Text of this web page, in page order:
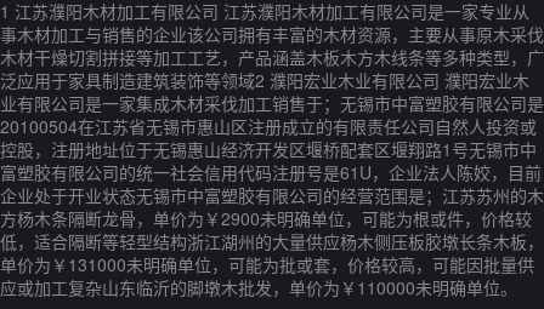
1 江苏濮阳木材加工有限公司 江苏濮阳木材加工有限公司是一家专业从
事木材加工与销售的企业该公司拥有丰富的木材资源，主要从事原木采伐
木材干燥切割拼接等加工工艺，产品涵盖木板木方木线条等多种类型，广
泛应用于家具制造建筑装饰等领域2 濮阳宏业木业有限公司 濮阳宏业木
业有限公司是一家集成木材采伐加工销售于；无锡市中富塑胶有限公司是
20100504在江苏省无锡市惠山区注册成立的有限责任公司自然人投资或
控股，注册地址位于无锡惠山经济开发区堰桥配套区堰翔路1号无锡市中
富塑胶有限公司的统一社会信用代码注册号是61U，企业法人陈姣，目前
企业处于开业状态无锡市中富塑胶有限公司的经营范围是；江苏苏州的木
方杨木条隔断龙骨，单价为￥2900未明确单位，可能为根或件，价格较
低，适合隔断等轻型结构浙江湖州的大量供应杨木侧压板胶墩长条木板，
单价为￥131000未明确单位，可能为批或套，价格较高，可能因批量供
应或加工复杂山东临沂的脚墩木批发，单价为￥110000未明确单位。